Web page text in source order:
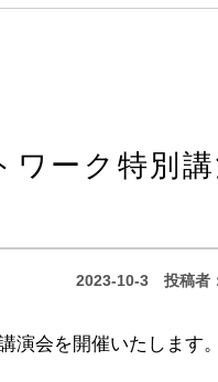
ワーク特別
2023-10-3 投稿者
演会を開催いたします。